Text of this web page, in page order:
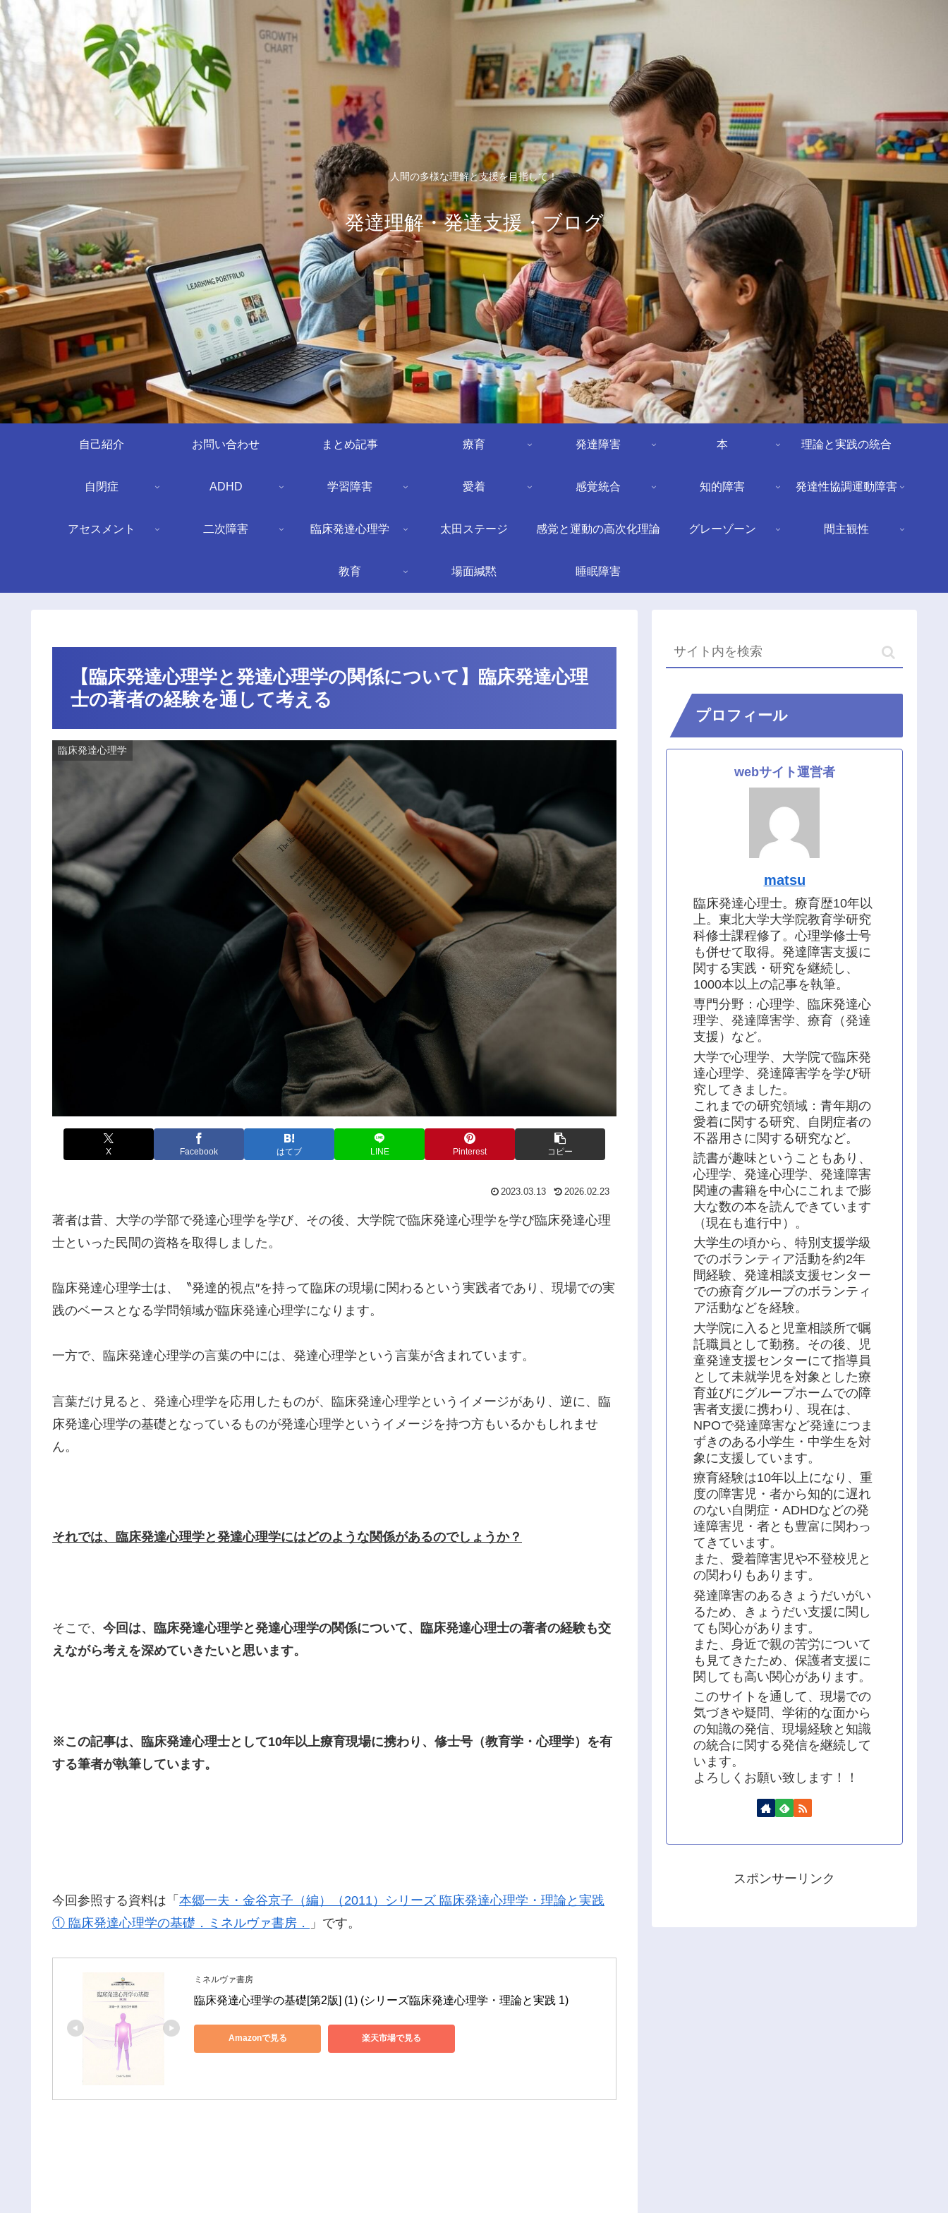
人間の多様な理解と支援を目指して！
発達理解・発達支援・ブログ
自己紹介 お問い合わせ まとめ記事 療育 発達障害 本 理論と実践の統合
自閉症 ADHD 学習障害 愛着 感覚統合 知的障害 発達性協調運動障害
アセスメント 二次障害 臨床発達心理学 太田ステージ 感覚と運動の高次化理論 グレーゾーン 間主観性
教育 場面緘黙 睡眠障害
【臨床発達心理学と発達心理学の関係について】臨床発達心理
士の著者の経験を通して考える
臨床発達心理学
X Facebook はてブ LINE Pinterest コピー
2023.03.13 2026.02.23
著者は昔、大学の学部で発達心理学を学び、その後、大学院で臨床発達心理学を学び臨床発達心理
士といった民間の資格を取得しました。
臨床発達心理学士は、〝発達的視点″を持って臨床の現場に関わるという実践者であり、現場での実
践のベースとなる学問領域が臨床発達心理学になります。
一方で、臨床発達心理学の言葉の中には、発達心理学という言葉が含まれています。
言葉だけ見ると、発達心理学を応用したものが、臨床発達心理学というイメージがあり、逆に、臨
床発達心理学の基礎となっているものが発達心理学というイメージを持つ方もいるかもしれませ
ん。
それでは、臨床発達心理学と発達心理学にはどのような関係があるのでしょうか？
そこで、 今回は、臨床発達心理学と発達心理学の関係について、臨床発達心理士の著者の経験も交
えながら考えを深めていきたいと思います。
※この記事は、臨床発達心理士として10年以上療育現場に携わり、修士号（教育学・心理学）を有
する筆者が執筆しています。
今回参照する資料は「 本郷一夫・金谷京子（編）（2011）シリーズ 臨床発達心理学・理論と実践
① 臨床発達心理学の基礎．ミネルヴァ書房．
」です。
ミネルヴァ書房
臨床発達心理学の基礎[第2版] (1) (シリーズ臨床発達心理学・理論と実践 1)
Amazonで見る 楽天市場で見る
プロフィール
webサイト運営者
matsu
臨床発達心理士。療育歴10年以
上。東北大学大学院教育学研究
科修士課程修了。心理学修士号
も併せて取得。発達障害支援に
関する実践・研究を継続し、
1000本以上の記事を執筆。
専門分野：心理学、臨床発達心
理学、発達障害学、療育（発達
支援）など。
大学で心理学、大学院で臨床発
達心理学、発達障害学を学び研
究してきました。
これまでの研究領域：青年期の
愛着に関する研究、自閉症者の
不器用さに関する研究など。
読書が趣味ということもあり、
心理学、発達心理学、発達障害
関連の書籍を中心にこれまで膨
大な数の本を読んできています
（現在も進行中）。
大学生の頃から、特別支援学級
でのボランティア活動を約2年
間経験、発達相談支援センター
での療育グループのボランティ
ア活動などを経験。
大学院に入ると児童相談所で嘱
託職員として勤務。その後、児
童発達支援センターにて指導員
として未就学児を対象とした療
育並びにグループホームでの障
害者支援に携わり、現在は、
NPOで発達障害など発達につま
ずきのある小学生・中学生を対
象に支援しています。
療育経験は10年以上になり、重
度の障害児・者から知的に遅れ
のない自閉症・ADHDなどの発
達障害児・者とも豊富に関わっ
てきています。
また、愛着障害児や不登校児と
の関わりもあります。
発達障害のあるきょうだいがい
るため、きょうだい支援に関し
ても関心があります。
また、身近で親の苦労について
も見てきたため、保護者支援に
関しても高い関心があります。
このサイトを通して、現場での
気づきや疑問、学術的な面から
の知識の発信、現場経験と知識
の統合に関する発信を継続して
います。
よろしくお願い致します！！
スポンサーリンク